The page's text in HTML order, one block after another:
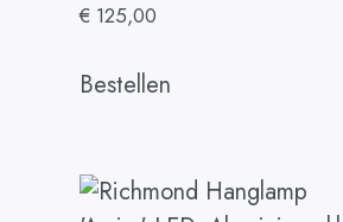
€ 125,00
Bestellen